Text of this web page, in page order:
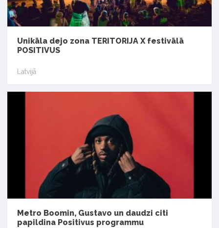
Unikāla dejo zona TERITORIJA X festivālā
POSITIVUS
Latvijā
Metro Boomin, Gustavo un daudzi citi
papildina Positivus programmu